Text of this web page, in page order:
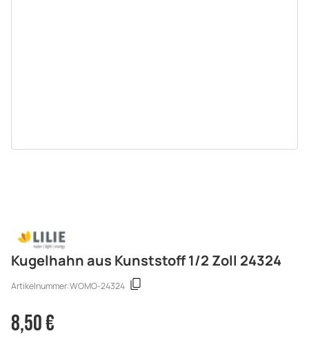
Kugelhahn aus Kunststoff 1/2 Zoll 24324
Artikelnummer:WOMO-24324
8,50 €